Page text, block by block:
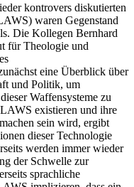
kontrovers diskutierten
waren Gegenstand
Die Kollegen Bernhard
für Theologie und
eine Überblick über
und Politik, um
Waffensysteme zu
existieren und ihre
sein wird, ergibt
dieser Technologie
werden immer wieder
der Schwelle zur
sprachliche